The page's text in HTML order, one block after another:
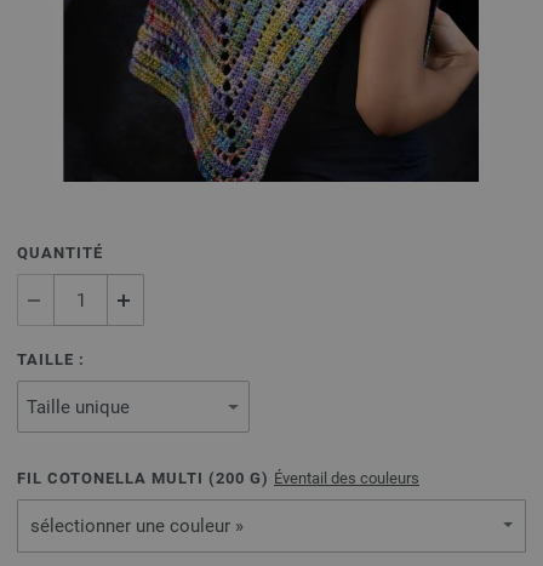
QUANTITÉ
TAILLE :
FIL COTONELLA MULTI (200 G) Éventail des couleurs
sélectionner une couleur »